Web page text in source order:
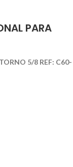
PARA
5/8 REF: C60-